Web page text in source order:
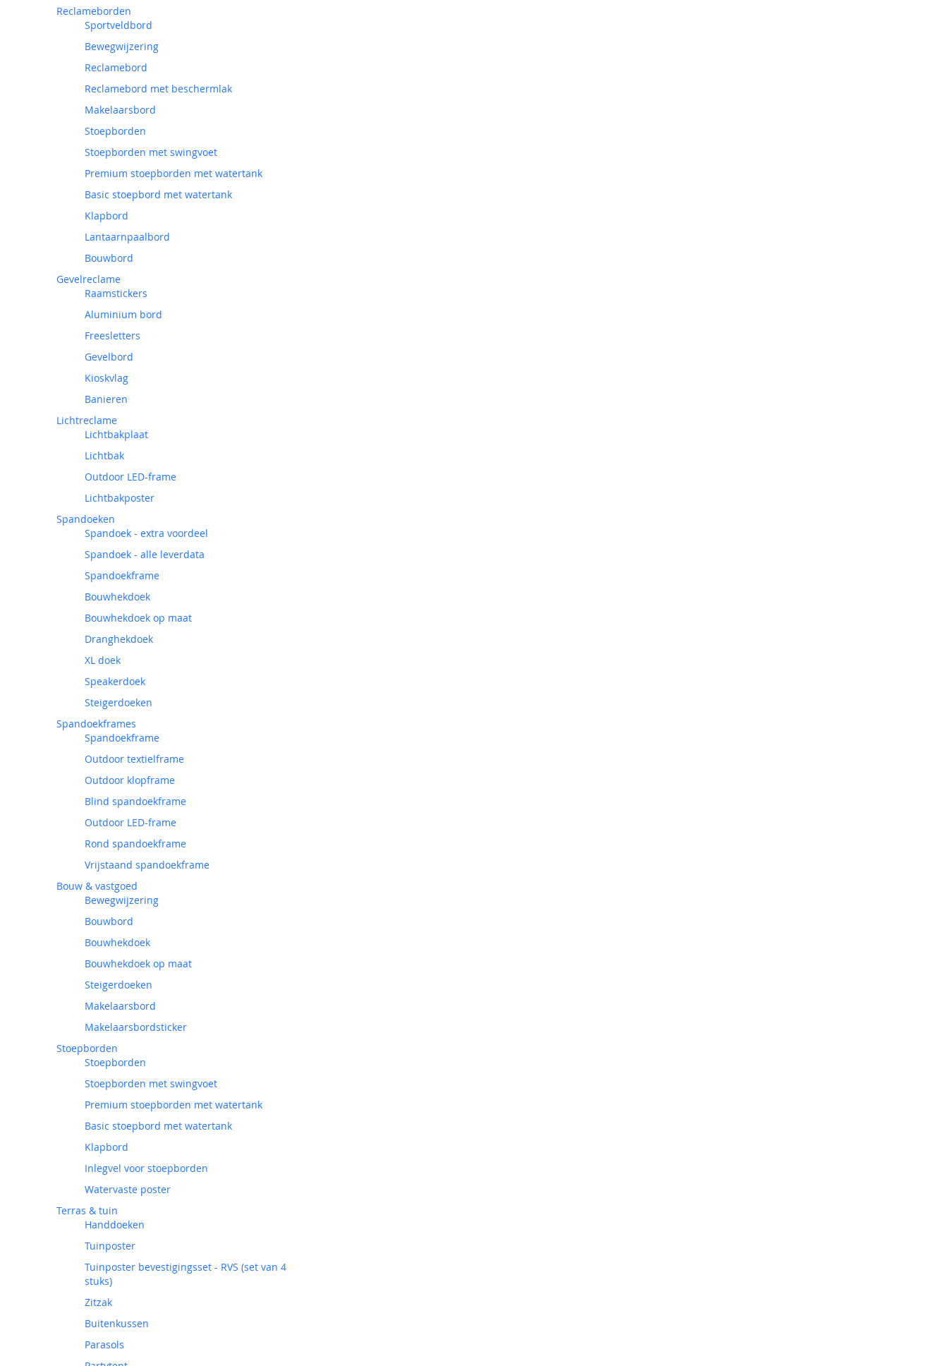
Reclameborden
Sportveldbord
Bewegwijzering
Reclamebord
Reclamebord met beschermlak
Makelaarsbord
Stoepborden
Stoepborden met swingvoet
Premium stoepborden met watertank
Basic stoepbord met watertank
Klapbord
Lantaarnpaalbord
Bouwbord
Gevelreclame
Raamstickers
Aluminium bord
Freesletters
Gevelbord
Kioskvlag
Banieren
Lichtreclame
Lichtbakplaat
Lichtbak
Outdoor LED-frame
Lichtbakposter
Spandoeken
Spandoek - extra voordeel
Spandoek - alle leverdata
Spandoekframe
Bouwhekdoek
Bouwhekdoek op maat
Dranghekdoek
XL doek
Speakerdoek
Steigerdoeken
Spandoekframes
Spandoekframe
Outdoor textielframe
Outdoor klopframe
Blind spandoekframe
Outdoor LED-frame
Rond spandoekframe
Vrijstaand spandoekframe
Bouw & vastgoed
Bewegwijzering
Bouwbord
Bouwhekdoek
Bouwhekdoek op maat
Steigerdoeken
Makelaarsbord
Makelaarsbordsticker
Stoepborden
Stoepborden
Stoepborden met swingvoet
Premium stoepborden met watertank
Basic stoepbord met watertank
Klapbord
Inlegvel voor stoepborden
Watervaste poster
Terras & tuin
Handdoeken
Tuinposter
Tuinposter bevestigingsset - RVS (set van 4
stuks)
Zitzak
Buitenkussen
Parasols